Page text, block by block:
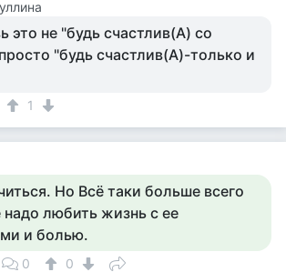
это не "будь счастлив(А) со
"будь счастлив(А)-только и
1
Но Всё таки больше всего
надо любить жизнь с ее
и болью.
0 0